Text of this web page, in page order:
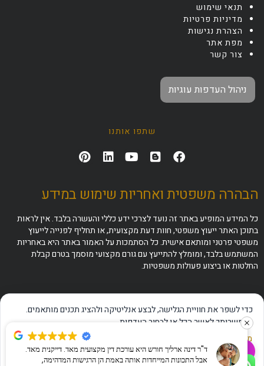
תנאי שימוש
מדיניות פרטיות
הצהרת נגישות
מפת אתר
צור קשר
ניהול העדפות עוגיות
שתפו אותנו
הבהרה משפטית ואחריות שימוש במידע
כל המידע המופיע באתר זה נועד לצרכי ידע כללי והעשרה בלבד. אין לראות
בתוכן האתר ייעוץ משפטי, חוות דעת מקצועית, או תחליף לפנייה לייעוץ
משפטי פרטני ומותאם אישית. כל הסתמכות על האמור באתר היא באחריות
המשתמש בלבד, ומומלץ להתייעץ עם גורם מקצועי מוסמך בטרם קבלת
החלטות או ביצוע פעולות משפטיות.
✦שאלו את ה-AI שלנו
כדי לשפר את חוויית הגלישה, לבצע אנליטיקה ולהציג תכנים מותאמים.
באפשרותך לאשר הכל או לבחור העדפות.
מדיניות פרטיות
הצהרת נגישות
אישור הכל דחייה ניהול העדפות
ד"ר דינה ארליך חורש היא עורכת דין מקצועית מאד. דייקנית מאד.
אבל התכונות המייחדות אותה באמת הן הרגישות המדהימה,